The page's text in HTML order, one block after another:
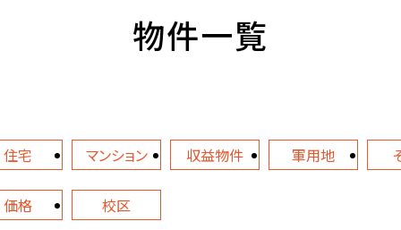
物件一覧
住宅 マンション 収益物件 軍用地
価格 校区